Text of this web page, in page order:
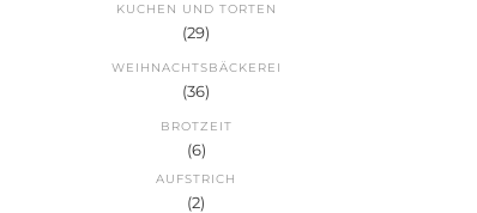
KUCHEN UND TORTEN
(29)
WEIHNACHTSBÄCKEREI
(36)
BROTZEIT
(6)
AUFSTRICH
(2)